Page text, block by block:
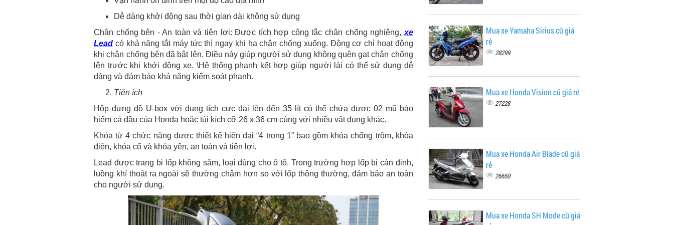
Dễ dàng khởi động sau thời gian dài không sử dụng
Chân chống bên - An toàn và tiện lợi: Được tích hợp công tắc chân chống nghiêng, xe
Lead có khả năng tắt máy tức thì ngay khi hạ chân chống xuống. Động cơ chỉ hoạt động
khi chân chống bên đã bật lên. Điều này giúp người sử dụng không quên gạt chân chống
lên trước khi khởi động xe. \Hệ thống phanh kết hợp giúp người lái có thể sử dụng dễ
dàng và đảm bảo khả năng kiểm soát phanh.
Tiện ích
Hộp đựng đồ U-box với dung tích cực đại lên đến 35 lít có thể chứa được 02 mũ bảo
hiểm cả đầu của Honda hoặc túi kích cỡ 26 x 36 cm cùng với nhiều vật dụng khác.
Khóa từ 4 chức năng được thiết kế hiện đại “4 trong 1” bao gồm khóa chống trộm, khóa
điện, khóa cổ và khóa yên, an toàn và tiện lợi.
Lead được trang bị lốp không săm, loại dùng cho ô tô. Trong trường hợp lốp bị cán đinh,
luồng khí thoát ra ngoài sẽ thường chậm hơn so với lốp thông thường, đảm bảo an toàn
cho người sử dụng.
Mua xe Yamaha Sirius cũ giá
rẻ
28299
Mua xe Honda Vision cũ giá rẻ
27228
Mua xe Honda Air Blade cũ giá
rẻ
26650
Mua xe Honda SH Mode cũ giá